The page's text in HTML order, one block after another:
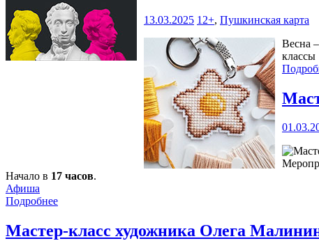
13.03.2025 12+, Пушкинская карта
Весна
классы
Начало в 17 часов.
Афиша
Подробнее
Мастер-класс художника Олега